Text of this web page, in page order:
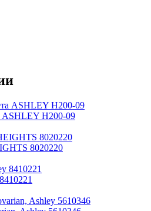
ASHLEY H200-09
8020220